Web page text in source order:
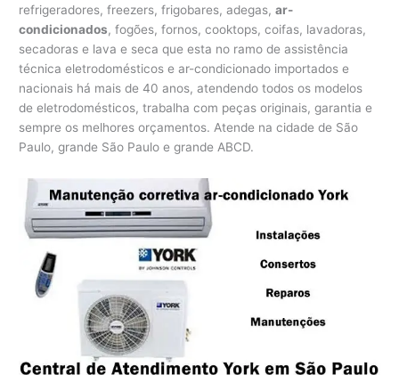
refrigeradores, freezers, frigobares, adegas,ar-
condicionados, fogões, fornos, cooktops, coifas, lavadoras,
secadoras e lava e seca que esta no ramo de assistência
técnica eletrodomésticos e ar-condicionado importados e
nacionais há mais de 40 anos, atendendo todos os modelos
de eletrodomésticos, trabalha com peças originais, garantia e
sempre os melhores orçamentos. Atende na cidade de São
Paulo, grande São Paulo e grande ABCD.